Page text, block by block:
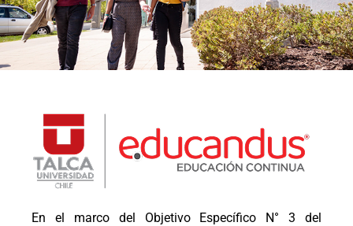
En el marco del Objetivo Específico N° 3 del